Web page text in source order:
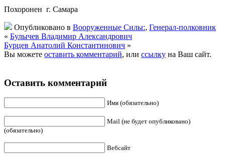
Похоронен г. Самара
Опубликовано в Вооруженные Силы:, Генерал-полковник
« Булычев Владимир Александрович
Бурцев Анатолий Константинович »
Вы можете оставить комментарий, или ссылку на Ваш сайт.
Оставить комментарий
Имя (обязательно)
Mail (не будет опубликовано)
(обязательно)
Вебсайт